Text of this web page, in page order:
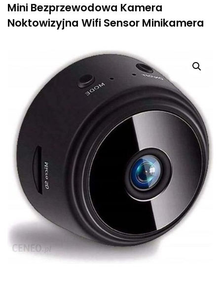
Mini Bezprzewodowa Kamera
Noktowizyjna Wifi Sensor Minikamera